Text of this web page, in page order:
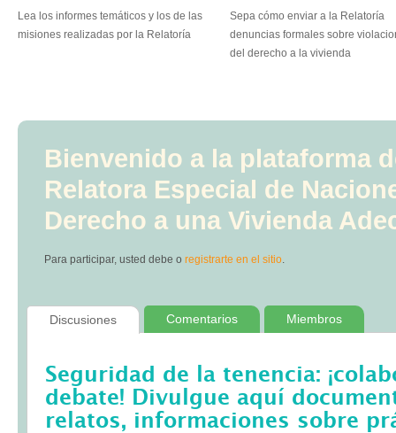
Lea los informes temáticos y los de las
misiones realizadas por la Relatoría
Sepa cómo enviar a la Relatoría
denuncias formales sobre
del derecho a la vivienda
Bienvenido a la plataforma
Relatora Especial de
Derecho a una Vivienda
Para participar, usted debe o registrarte en el sitio.
Discusiones Comentarios Miembros
Seguridad de la tenencia:
debate! Divulgue aquí
relatos, informaciones sobre